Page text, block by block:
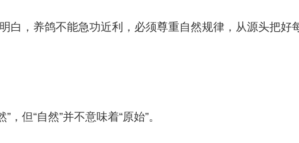
白，养鸽不能急功近利，必须尊重自然规律，从源头把好
，但“自然”并不意味着“原始”。